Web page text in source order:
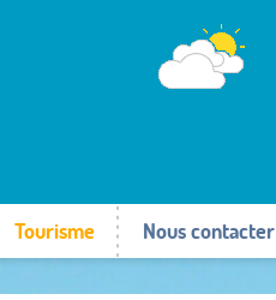
Tourisme Nous contacter